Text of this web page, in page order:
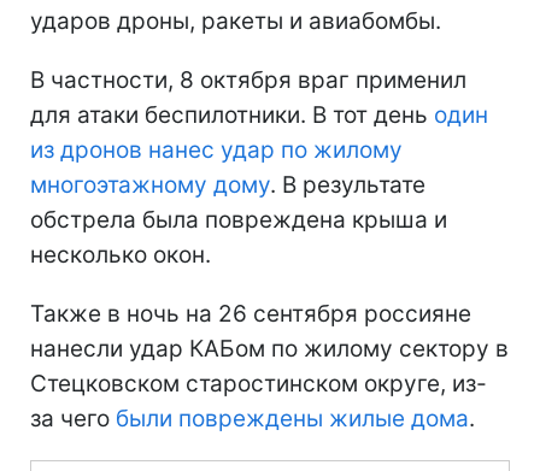
ударов дроны, ракеты и авиабомбы.
В частности, 8 октября враг применил
для атаки беспилотники. В тот день один
из дронов нанес удар по жилому
многоэтажному дому. В результате
обстрела была повреждена крыша и
несколько окон.
Также в ночь на 26 сентября россияне
нанесли удар КАБом по жилому сектору в
Стецковском старостинском округе, из-
за чего были повреждены жилые дома.